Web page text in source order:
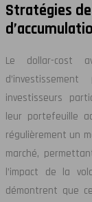
Stratégies
Le dollar-cost
investisseurs
leur portefeuille
régulièrement un
marché,
l’impact de la
démontrent que